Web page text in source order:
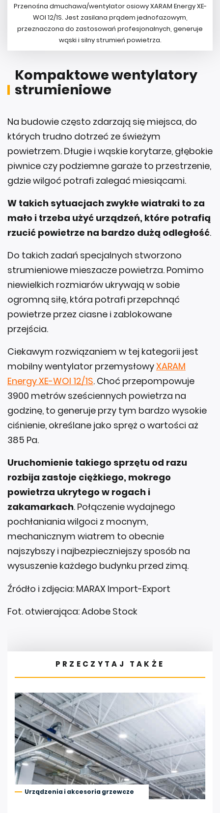
Przenośna dmuchawa/wentylator osiowy XARAM Energy XE-
WOI 12/1S. Jest zasilana prądem jednofazowym,
przeznaczona do zastosowań profesjonalnych, generuje
wąski i silny strumień powietrza.
Kompaktowe wentylatory
strumieniowe
Na budowie często zdarzają się miejsca, do
których trudno dotrzeć ze świeżym
powietrzem. Długie i wąskie korytarze, głębokie
piwnice czy podziemne garaże to przestrzenie,
gdzie wilgoć potrafi zalegać miesiącami.
W takich sytuacjach zwykłe wiatraki to za
mało i trzeba użyć urządzeń, które potrafią
rzucić powietrze na bardzo dużą odległość.
Do takich zadań specjalnych stworzono
strumieniowe mieszacze powietrza. Pomimo
niewielkich rozmiarów ukrywają w sobie
ogromną siłę, która potrafi przepchnąć
powietrze przez ciasne i zablokowane
przejścia.
Ciekawym rozwiązaniem w tej kategorii jest
mobilny wentylator przemysłowyXARAM
Energy XE-WOI 12/1S. Choć przepompowuje
3900 metrów sześciennych powietrza na
godzinę, to generuje przy tym bardzo wysokie
ciśnienie, określane jako spręż o wartości aż
385 Pa.
Uruchomienie takiego sprzętu od razu
rozbija zastoje ciężkiego, mokrego
powietrza ukrytego w rogach i
zakamarkach. Połączenie wydajnego
pochłaniania wilgoci z mocnym,
mechanicznym wiatrem to obecnie
najszybszy i najbezpieczniejszy sposób na
wysuszenie każdego budynku przed zimą.
Źródło i zdjęcia: MARAX Import-Export
Fot. otwierająca: Adobe Stock